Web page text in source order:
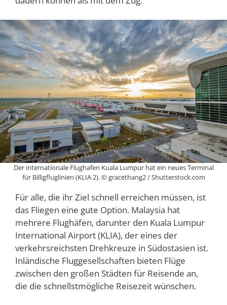
Der internationale Flughafen Kuala Lumpur hat ein neues Terminal
für Billigfluglinien (KLIA 2). © gracethang2 / Shutterstock.com
Für alle, die ihr Ziel schnell erreichen müssen, ist
das Fliegen eine gute Option. Malaysia hat
mehrere Flughäfen, darunter den Kuala Lumpur
International Airport (KLIA), der eines der
verkehrsreichsten Drehkreuze in Südostasien ist.
Inländische Fluggesellschaften bieten Flüge
zwischen den großen Städten für Reisende an,
die die schnellstmögliche Reisezeit wünschen.